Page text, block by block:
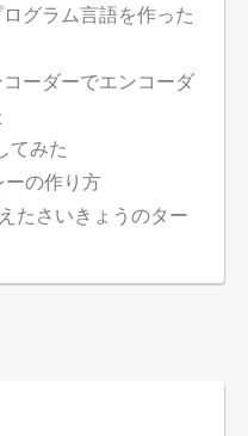
グラム言語を作った
ーダーでエンコーダ
てみた
の作り方
たさいきょうのター